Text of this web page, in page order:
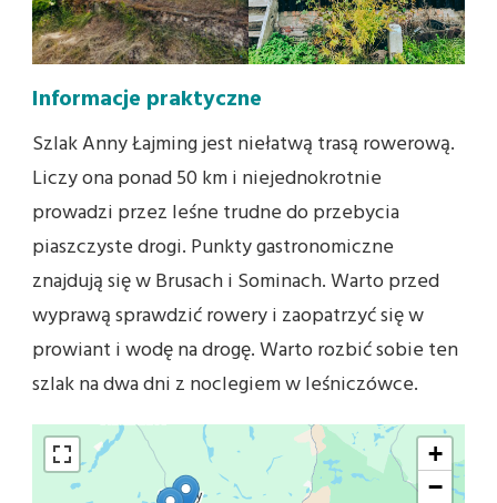
Informacje praktyczne
Szlak Anny Łajming jest niełatwą trasą rowerową.
Liczy ona ponad 50 km i niejednokrotnie
prowadzi przez leśne trudne do przebycia
piaszczyste drogi. Punkty gastronomiczne
znajdują się w Brusach i Sominach. Warto przed
wyprawą sprawdzić rowery i zaopatrzyć się w
prowiant i wodę na drogę. Warto rozbić sobie ten
szlak na dwa dni z noclegiem w leśniczówce.
+
−